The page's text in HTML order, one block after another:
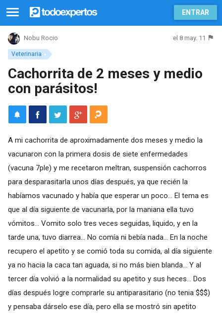
ENTRAR
Veterinaria
Nobu Rocio el 8 may. 11
Cachorrita de 2 meses y medio
con parásitos!
A mi cachorrita de aproximadamente dos meses y medio la
vacunaron con la primera dosis de siete enfermedades
(vacuna 7ple) y me recetaron meltran, suspensión cachorros
para desparasitarla unos días después, ya que recién la
habíamos vacunado y había que esperar un poco... El tema es
que al día siguiente de vacunarla, por la maniana ella tuvo
vómitos... Vomito solo tres veces seguidas, liquido, y en la
tarde una, tuvo diarrea... No comía ni bebía nada... En la noche
recupero el apetito y se comió toda su comida, al día siguiente
ya no hacia la caca tan aguada, si no más bien blanda... Y al
tercer día volvió a la normalidad su apetito y sus heces... Dos
días después logre comprarle su antiparasitario (no tenia $$$)
y pensaba dárselo ese día, pero ella se mostró sin apetito